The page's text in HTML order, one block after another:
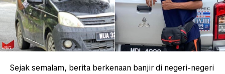
Sejak semalam, berita berkenaan banjir di negeri-negeri